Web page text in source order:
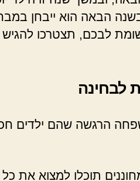
הבאה הוא ייבחן
לבכם, תצטרכו להגיש
לבחינה
הרגשה שהם ילדים
תוכלו למצוא את